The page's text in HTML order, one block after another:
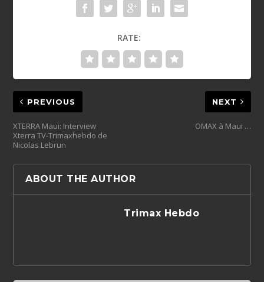
RATE:
PREVIOUS
XTERRA Maui: Interview
Xterra TV-Trimaxhebdo de
Nicolas Lebrun
NEXT
OMAX à Maui …
ABOUT THE AUTHOR
Trimax Hebdo